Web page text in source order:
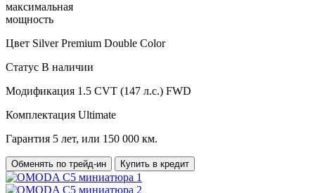
максимальная
мощность
Цвет Silver Premium Double Color
Статус В наличии
Модификация 1.5 CVT (147 л.с.) FWD
Комплектация Ultimate
Гарантия 5 лет, или 150 000 км.
Обменять по трейд-ин Купить в кредит